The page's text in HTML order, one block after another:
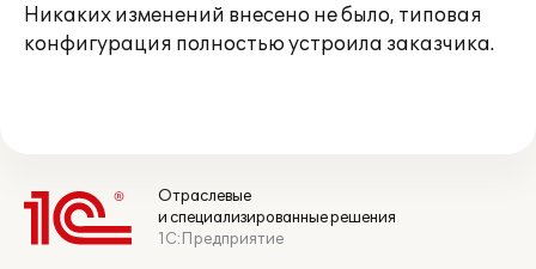
Никаких изменений внесено не было, типовая
конфигурация полностью устроила заказчика.
Отраслевые
и специализированные решения
1С:Предприятие